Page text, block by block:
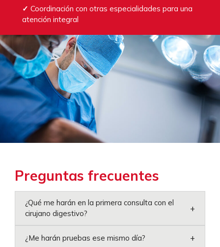
✓ Coordinación con otras especialidades para una
atención integral
Preguntas frecuentes
¿Qué me harán en la primera consulta con el
cirujano digestivo?
+
¿Me harán pruebas ese mismo día? +